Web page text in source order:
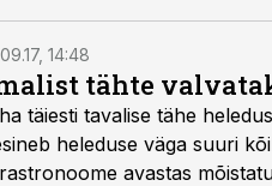
14:48
tähte
täiesti tavalise tähe
heleduse väga suuri
avastas